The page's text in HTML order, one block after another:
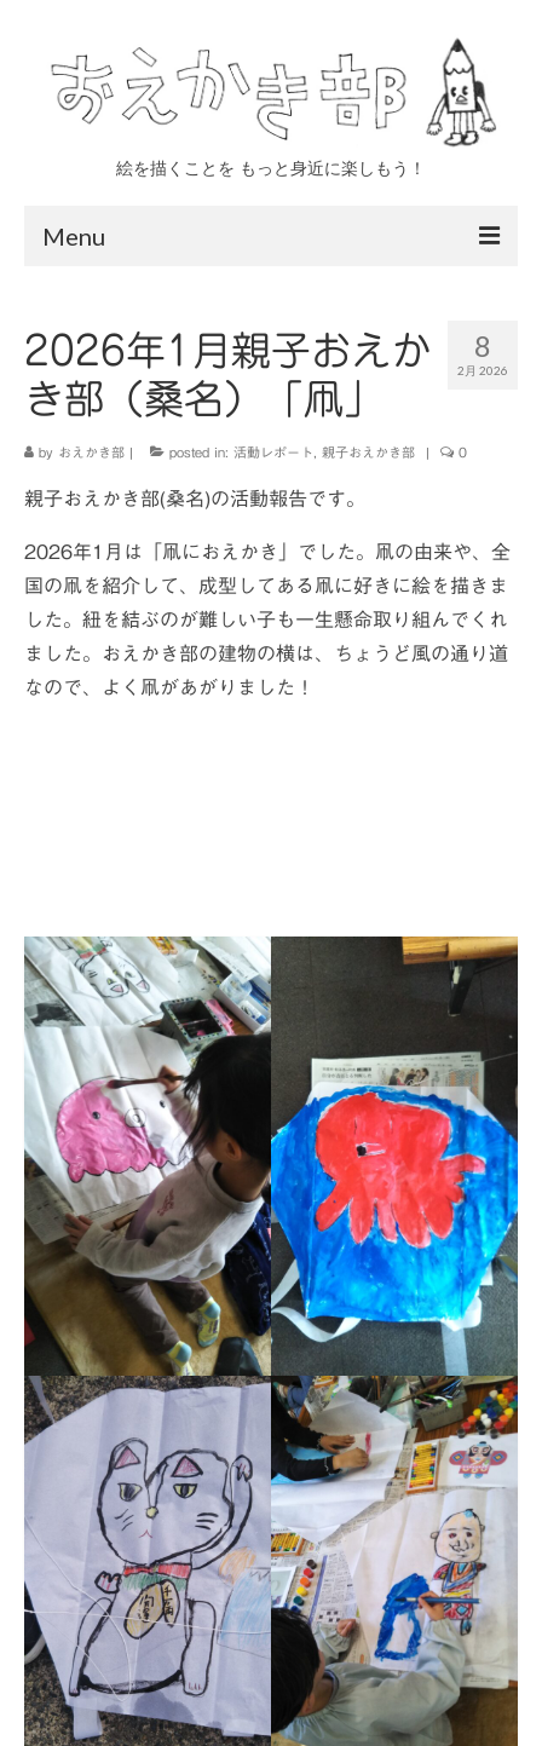
絵を描くことを もっと身近に楽しもう！
Menu
おえかき部について
四日市
いなべ
親子 年少〜小学生対象
オンラインおえかき部
展覧会やイベントの記録
2014年までの活動レポート
入部などお問い合わせ
8
2月 2026
2026年1月親子おえか
き部（桑名）「凧」
by おえかき部 | posted in: 活動レポート 親子おえかき部 | 0
親子おえかき部(桑名)の活動報告です。
2026年1月は「凧におえかき」でした。凧の由来や、全
国の凧を紹介して、成型してある凧に好きに絵を描きま
した。紐を結ぶのが難しい子も一生懸命取り組んでくれ
ました。おえかき部の建物の横は、ちょうど風の通り道
なので、よく凧があがりました！